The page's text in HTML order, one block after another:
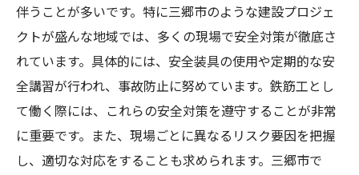
伴うことが多いです。特に三郷市のような建設プロジェ
クトが盛んな地域では、多くの現場で安全対策が徹底さ
れています。具体的には、安全装具の使用や定期的な安
全講習が行われ、事故防止に努めています。鉄筋工とし
て働く際には、これらの安全対策を遵守することが非常
に重要です。また、現場ごとに異なるリスク要因を把握
し、適切な対応をすることも求められます。三郷市で